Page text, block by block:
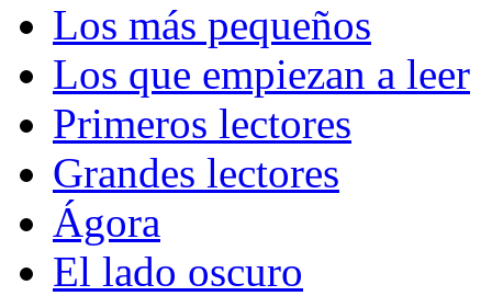
Los más pequeños
Los que empiezan a leer
Primeros lectores
Grandes lectores
Ágora
El lado oscuro